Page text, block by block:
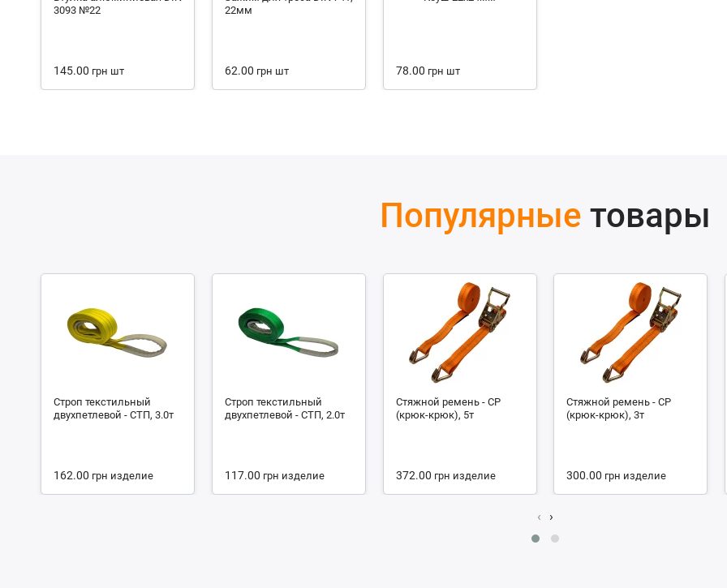
3093 №22
145.00 грн шт
22мм
62.00 грн шт 78.00 грн шт
Популярные товары
Строп текстильный
двухпетлевой - СТП, 3.0т
162.00 грн изделие
Строп текстильный
двухпетлевой - СТП, 2.0т
117.00 грн изделие
Стяжной ремень - СР
(крюк-крюк), 5т
372.00 грн изделие
Стяжной ремень - СР
(крюк-крюк), 3т
300.00 грн изделие
‹ ›